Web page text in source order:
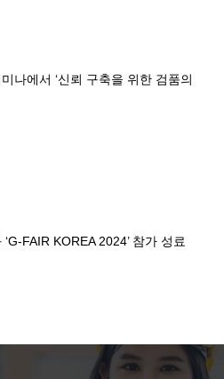
나에서 ‘신뢰 구축을 위한 검품의
FAIR KOREA 2024’ 참가 성료